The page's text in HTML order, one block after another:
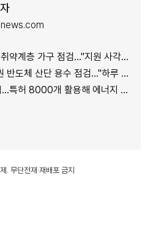
층 가구 점검…"지원 사각지대 최소화"
단 용수 점검…"하루 30만t 재이용수 공급"
개 활용해 에너지 유니콘 키운다
. 무단전재·재배포 금지